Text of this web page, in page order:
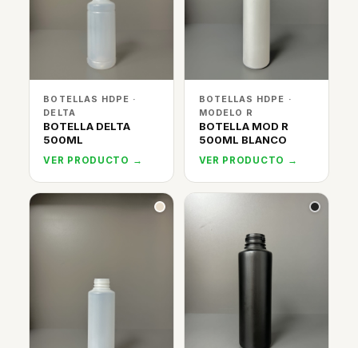
BOTELLAS HDPE ·
DELTA
BOTELLA DELTA
500ML
VER PRODUCTO →
BOTELLAS HDPE ·
MODELO R
BOTELLA MOD R
500ML BLANCO
VER PRODUCTO →